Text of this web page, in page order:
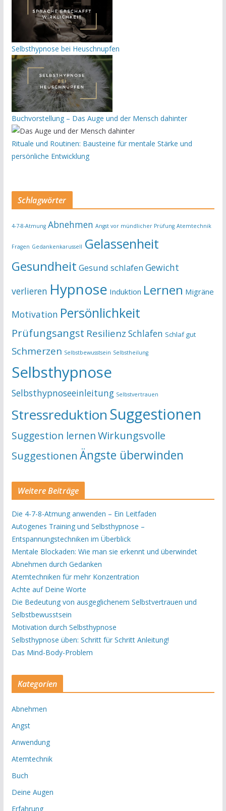
Selbsthypnose bei Heuschnupfen
Buchvorstellung – Das Auge und der Mensch dahinter
Rituale und Routinen: Bausteine für mentale Stärke und
persönliche Entwicklung
Schlagwörter
4-7-8-Atmung Abnehmen Angst vor mündlicher Prüfung Atemtechnik
Fragen Gedankenkarussell Gelassenheit
Gesundheit Gesund schlafen Gewicht
verlieren Hypnose Induktion Lernen Migräne
Motivation Persönlichkeit
Prüfungsangst Resilienz Schlafen Schlaf gut
Schmerzen Selbstbewusstsein Selbstheilung
Selbsthypnose
Selbsthypnoseeinleitung Selbstvertrauen
StressreduktionSuggestionen
Suggestion lernenWirkungsvolle
Suggestionen Ängste überwinden
Weitere Beiträge
Die 4-7-8-Atmung anwenden – Ein Leitfaden
Autogenes Training und Selbsthypnose –
Entspannungstechniken im Überblick
Mentale Blockaden: Wie man sie erkennt und überwindet
Abnehmen durch Gedanken
Atemtechniken für mehr Konzentration
Achte auf Deine Worte
Die Bedeutung von ausgeglichenem Selbstvertrauen und
Selbstbewusstsein
Motivation durch Selbsthypnose
Selbsthypnose üben: Schritt für Schritt Anleitung!
Das Mind-Body-Problem
Kategorien
Abnehmen
Angst
Anwendung
Atemtechnik
Buch
Deine Augen
Erfahrung